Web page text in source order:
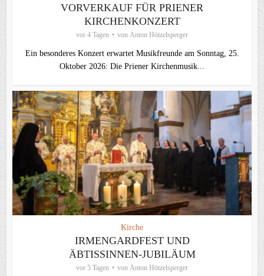
VORVERKAUF FÜR PRIENER
KIRCHENKONZERT
vor 4 Tagen von Anton Hötzelsperger
Ein besonderes Konzert erwartet Musikfreunde am Sonntag, 25.
Oktober 2026: Die Priener Kirchenmusik...
Kirche
IRMENGARDFEST UND
ÄBTISSINNEN-JUBILÄUM
vor 5 Tagen von Anton Hötzelsperger